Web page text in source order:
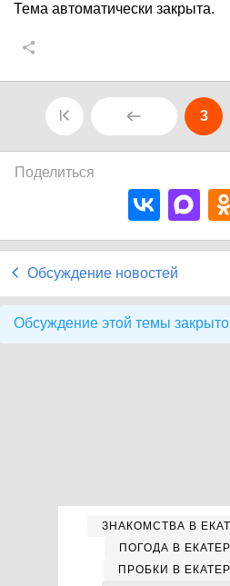
Тема автоматически закрыта.
3
Поделиться
Обсуждение новостей
Обсуждение этой темы
ЗНАКОМСТВА В
ПОГОДА В
ПРОБКИ В